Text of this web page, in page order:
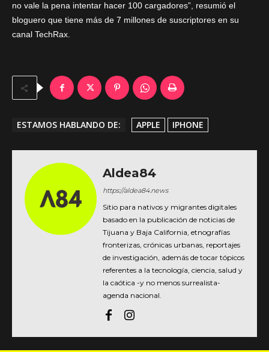
no vale la pena intentar hacer 100 cargadores”, resumió el
bloguero que tiene más de 7 millones de suscriptores en su
canal TechRax.
ESTAMOS HABLANDO DE: APPLE IPHONE
Aldea84
https://aldea84.news
Sitio para nativos y migrantes digitales
basado en la publicación de noticias de
Tijuana y Baja California, etnografías
fronterizas, crónicas urbanas, reportajes
de investigación, además de tocar tópicos
referentes a la tecnología, ciencia, salud y
la caótica -y no menos surrealista-
agenda nacional.